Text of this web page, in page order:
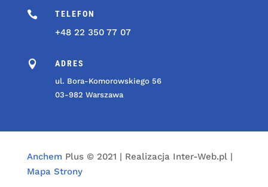
 TELEFON
+48 22 350 77 07
 ADRES
ul. Bora-Komorowskiego 56
03-982 Warszawa
Anchem Plus © 2021 | Realizacja Inter-Web.pl |
Mapa Strony